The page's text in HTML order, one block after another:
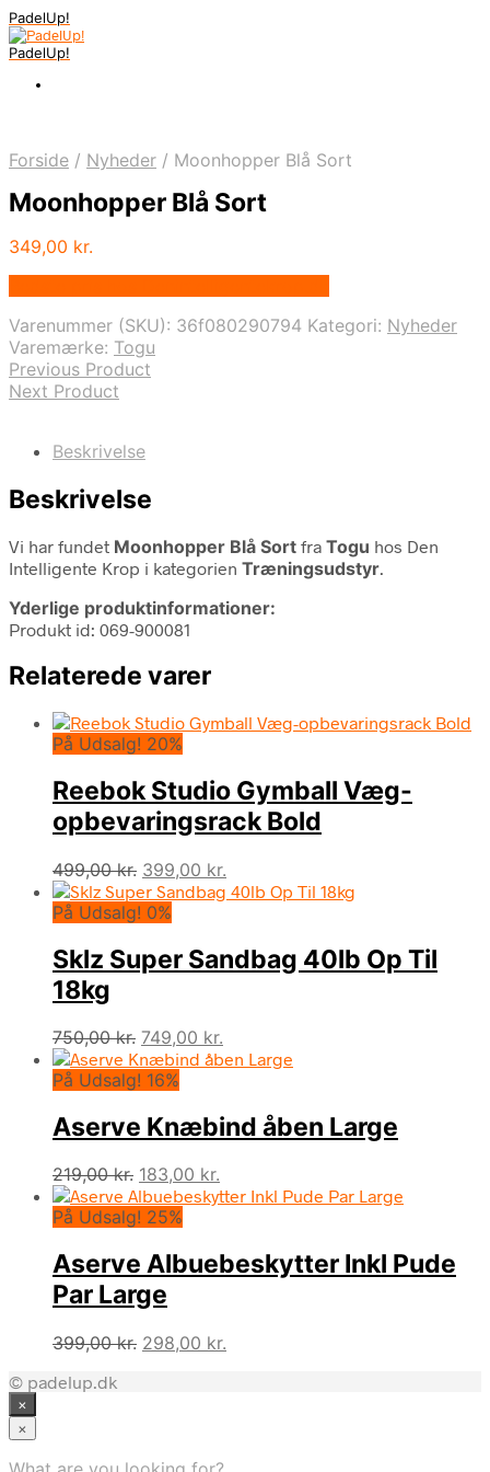
PadelUp!
PadelUp!
Forside / Nyheder / Moonhopper Blå Sort
Moonhopper Blå Sort
349,00 kr.
Varenummer (SKU): 36f080290794 Kategori: Nyheder
Varemærke: Togu
Previous Product
Next Product
Beskrivelse
Beskrivelse
Vi har fundet Moonhopper Blå Sort fra Togu hos Den
Intelligente Krop i kategorien Træningsudstyr.
Yderlige produktinformationer:
Produkt id: 069-900081
Relaterede varer
På Udsalg! 20%
Reebok Studio Gymball Væg-
opbevaringsrack Bold
499,00kr. Den
oprindelige
pris
499,00 kr..
399,00 kr.
aktuelle
399,00 kr..
På Udsalg! 0%
Sklz Super Sandbag 40lb Op Til
18kg
750,00kr. Den
oprindelige
pris
750,00 kr..
749,00 kr.
aktuelle
749,00 kr..
På Udsalg! 16%
Aserve Knæbind åben Large
219,00kr. Den
oprindelige
pris
219,00 kr..
183,00 kr.
aktuelle
183,00 kr..
På Udsalg! 25%
Aserve Albuebeskytter Inkl Pude
Par Large
399,00kr. Den
298,00 kr.
© padelup.dk
×
×